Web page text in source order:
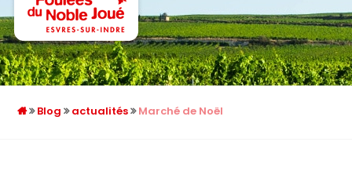
Blog actualités Marché de Noël